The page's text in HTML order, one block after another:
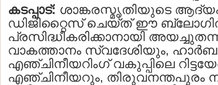
കടപ്പാട്: ശാങ്കരസ്മൃതിയുടെ
ഡിജിറ്റൈസ് ചെയ്ത് ഈ
പ്രസിദ്ധീകരിക്കാനായി
വാകത്താനം സ്വദേശിയും,
എഞ്ചിനീയറിംഗ് വകുപ്പിലെ
എഞ്ചിനീയറും, തിരുവനന്തപുരം